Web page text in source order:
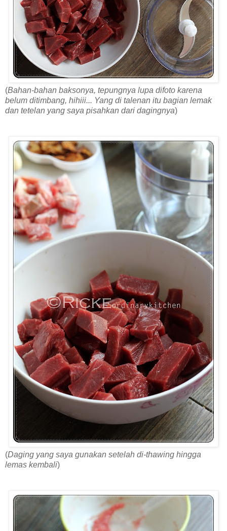
(Bahan-bahan baksonya, tepungnya lupa difoto karena
belum ditimbang, hihiii... Yang di talenan itu bagian lemak
dan tetelan yang saya pisahkan dari dagingnya)
(Daging yang saya gunakan setelah di-thawing hingga
lemas kembali)